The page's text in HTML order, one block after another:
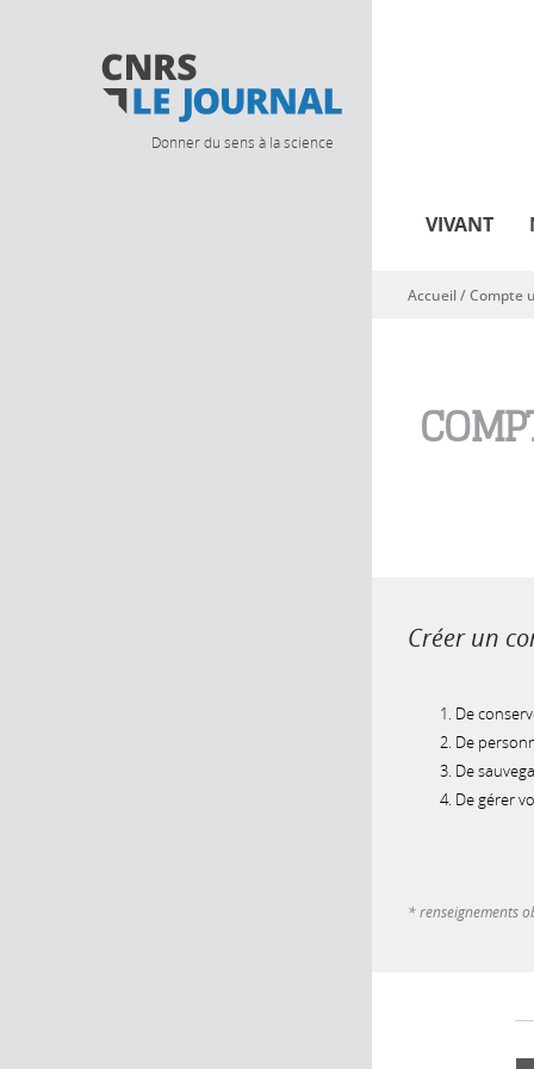
Donner du sens à la science
VIVANT
Vous êtes ici
Accueil/Compte
Créer un
De
De
De
De gérer
* renseignements